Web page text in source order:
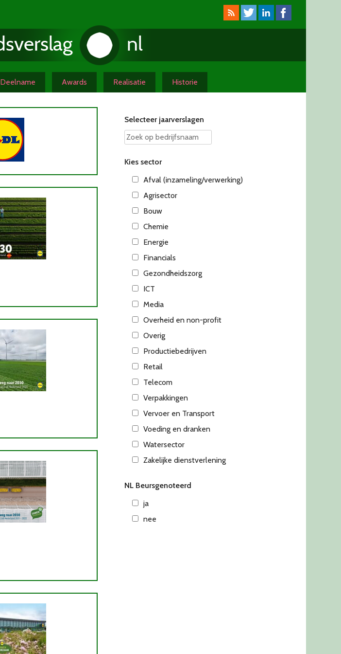
Deelname Awards Realisatie Historie
Selecteer jaarverslagen
Kies sector
Afval (inzameling/verwerking)
Agrisector
Bouw
Chemie
Energie
Financials
Gezondheidszorg
ICT
Media
Overheid en non-profit
Overig
Productiebedrijven
Retail
Telecom
Verpakkingen
Vervoer en Transport
Voeding en dranken
Watersector
Zakelijke dienstverlening
NL Beursgenoteerd
ja
nee